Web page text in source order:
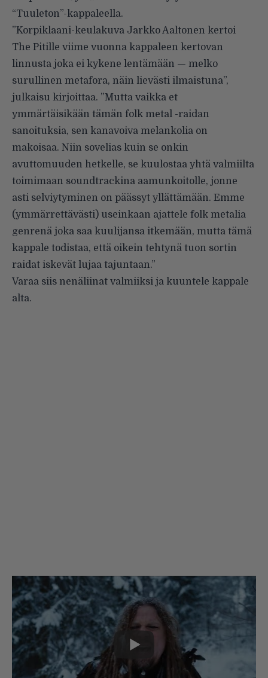
“Tuuleton”-kappaleella.
”Korpiklaani-keulakuva Jarkko Aaltonen kertoi
The Pitille viime vuonna kappaleen kertovan
linnusta joka ei kykene lentämään — melko
surullinen metafora, näin lievästi ilmaistuna”,
julkaisu kirjoittaa. ”Mutta vaikka et
ymmärtäisikään tämän folk metal -raidan
sanoituksia, sen kanavoiva melankolia on
makoisaa. Niin sovelias kuin se onkin
avuttomuuden hetkelle, se kuulostaa yhtä valmiilta
toimimaan soundtrackina aamunkoitolle, jonne
asti selviytyminen on päässyt yllättämään. Emme
(ymmärrettävästi) useinkaan ajattele folk metalia
genrenä joka saa kuulijansa itkemään, mutta tämä
kappale todistaa, että oikein tehtynä tuon sortin
raidat iskevät lujaa tajuntaan.”
Varaa siis nenäliinat valmiiksi ja kuuntele kappale
alta.